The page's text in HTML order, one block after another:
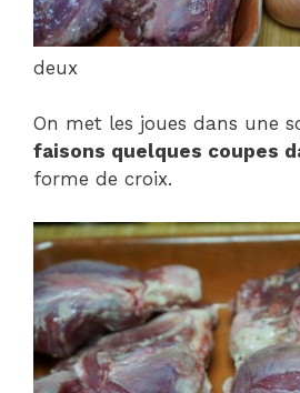
deux
On met les joues dans une
faisons quelques coupes
forme de croix.